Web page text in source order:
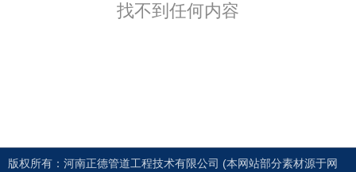
找不到任何内容
版权所有：河南正德管道工程技术有限公司 (本网站部分素材源于网